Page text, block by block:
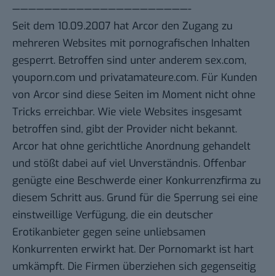
——————————————————————-
Seit dem 10.09.2007 hat Arcor den Zugang zu
mehreren Websites mit pornografischen Inhalten
gesperrt. Betroffen sind unter anderem sex.com,
youporn.com und privatamateure.com. Für Kunden
von Arcor sind diese Seiten im Moment nicht ohne
Tricks erreichbar. Wie viele Websites insgesamt
betroffen sind, gibt der Provider nicht bekannt.
Arcor hat ohne gerichtliche Anordnung gehandelt
und stößt dabei auf viel Unverständnis. Offenbar
genügte eine Beschwerde einer Konkurrenzfirma zu
diesem Schritt aus. Grund für die Sperrung sei eine
einstweillige Verfügung, die ein deutscher
Erotikanbieter gegen seine unliebsamen
Konkurrenten erwirkt hat. Der Pornomarkt ist hart
umkämpft. Die Firmen überziehen sich gegenseitig